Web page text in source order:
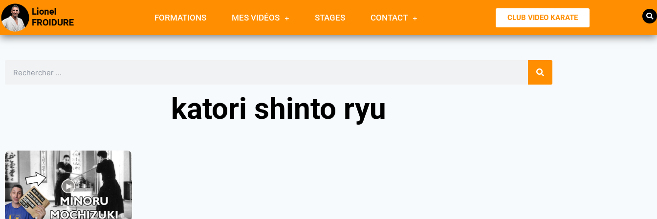
FORMATIONS MES VIDÉOS STAGES CONTACT CLUB VIDEO KARATE
katori shinto ryu